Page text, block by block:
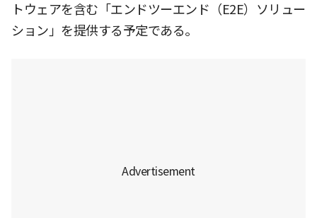
トウェアを含む「エンドツーエンド（E2E）ソリュー
ション」を提供する予定である。